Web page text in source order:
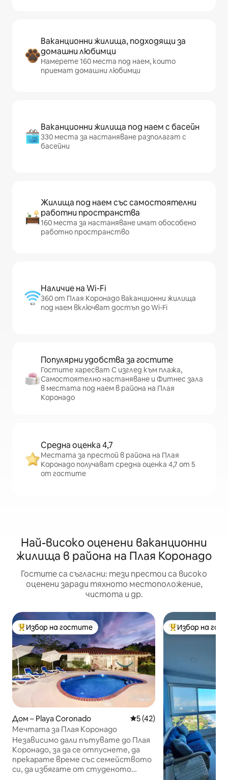
Ваканционни жилища, подходящи за
домашни любимци
Намерете 160 места под наем, които
приемат домашни любимци
Ваканционни жилища под наем с басейн
330 места за настаняване разполагат с
басейни
Жилища под наем със самостоятелни
работни пространства
160 места за настаняване имат обособено
работно пространство
Наличие на Wi-Fi
360 от Плая Коронадо ваканционни жилища
под наем включват достъп до Wi-Fi
Популярни удобства за гостите
Гостите харесват С изглед към плажа,
Самостоятелно настаняване и Фитнес зала
в местата под наем в района на Плая
Коронадо
Средна оценка 4,7
Местата за престой в района на Плая
Коронадо получават средна оценка 4,7 от 5
от гостите
Най-високо оценени ваканционни
жилища в района на Плая Коронадо
Гостите са съгласни: тези престои са високо
оценени заради тяхното местоположение,
чистота и др.
Най-популярен избор на гостите
Избор на гостите
Дом – Playa Coronado Средна оценка: 5 от 5,
5 (42)
Мечтата за Плая Коронадо
Независимо дали пътувате до Плая
Коронадо, за да се отпуснете, да
прекарате време със семейството
си, да избягате от студеното
Най-популярен
Избор на